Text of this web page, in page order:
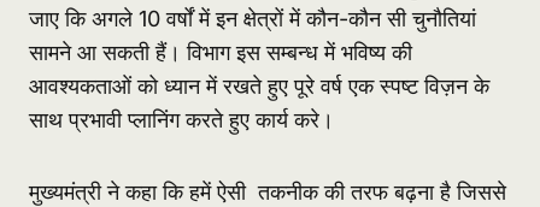
जाए कि अगले 10 वर्षों में इन क्षेत्रों में कौन-कौन सी चुनौतियां
सामने आ सकती हैं। विभाग इस सम्बन्ध में भविष्य की
आवश्यकताओं को ध्यान में रखते हुए पूरे वर्ष एक स्पष्ट विज़न के
साथ प्रभावी प्लानिंग करते हुए कार्य करे।
मुख्यमंत्री ने कहा कि हमें ऐसी तकनीक की तरफ बढ़ना है जिससे